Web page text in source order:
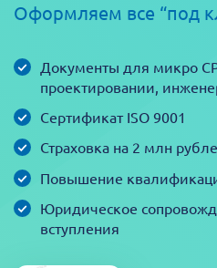
Оформляем все “под
Документы для микро
проектировании,
Сертификат ISO 9001
Страховка на 2 млн
Повышение
Юридическое
вступления